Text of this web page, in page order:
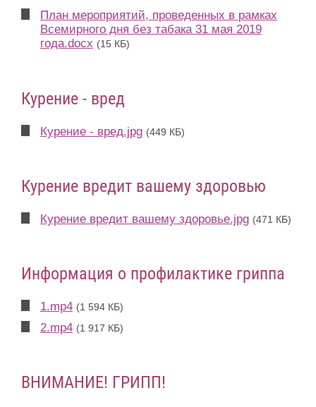
План мероприятий, проведенных в рамках
Всемирного дня без табака 31 мая 2019
года.docx (15 КБ)
Курение - вред
Курение - вред.jpg (449 КБ)
Курение вредит вашему здоровью
Курение вредит вашему здоровье.jpg (471 КБ)
Информация о профилактике гриппа
1.mp4 (1 594 КБ)
2.mp4 (1 917 КБ)
ВНИМАНИЕ! ГРИПП!